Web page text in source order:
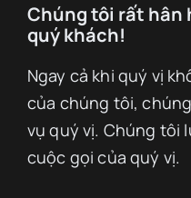
Chúng tôi rất hân
quý khách!
Ngay cả khi quý vị
của chúng tôi,
vụ quý vị. Chúng tôi
cuộc gọi của quý vị.